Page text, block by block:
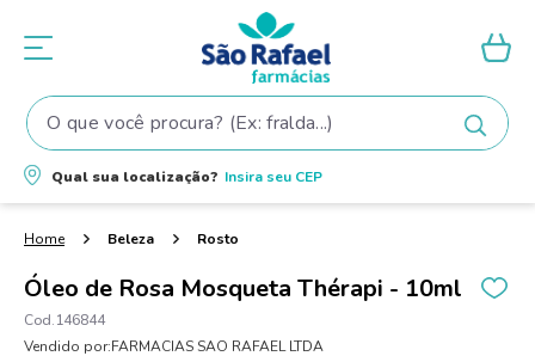
O que você procura? (Ex: fralda...)
Qual sua localização? Insira seu CEP
Beleza Rosto
Óleo de Rosa Mosqueta Thérapi - 10ml
146844
Vendido por:FARMACIAS SAO RAFAEL LTDA
Termos mais buscados
1º fralda
shampoo
4 º elseve